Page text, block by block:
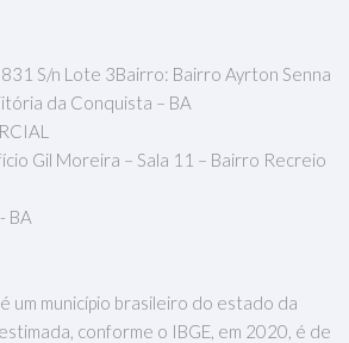
S/n Lote 3Bairro: Bairro Ayrton Senna
da Conquista – BA
Gil Moreira – Sala 11 – Bairro Recreio
BA
um município brasileiro do estado da
conforme o IBGE, em 2020, é de